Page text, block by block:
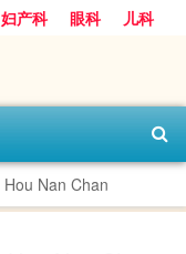
妇产科 眼科
儿科
Nan Chan